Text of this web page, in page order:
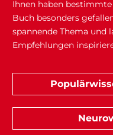
Ihnen haben
Buch besonders
spannende Thema und
Empfehlungen